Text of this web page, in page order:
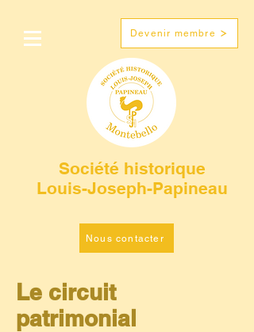
Devenir membre
Nous contacter
Société historique
Louis-Joseph-Papineau
Le circuit
patrimonial